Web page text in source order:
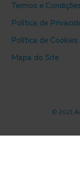
Termos e
Política de
Política de Cookies
Mapa do Site
© 2021